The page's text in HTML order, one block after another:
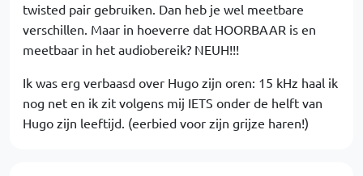
twisted pair gebruiken. Dan heb je wel meetbare
verschillen. Maar in hoeverre dat HOORBAAR is en
meetbaar in het audiobereik? NEUH!!!
Ik was erg verbaasd over Hugo zijn oren: 15 kHz haal ik
nog net en ik zit volgens mij IETS onder de helft van
Hugo zijn leeftijd. (eerbied voor zijn grijze haren!)